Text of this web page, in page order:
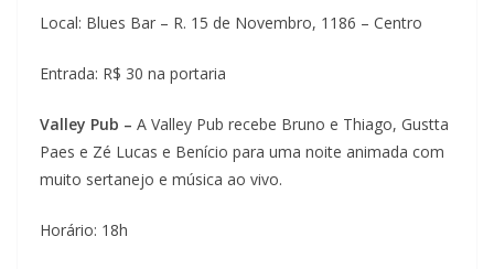
Local: Blues Bar – R. 15 de Novembro, 1186 – Centro
Entrada: R$ 30 na portaria
Valley Pub – A Valley Pub recebe Bruno e Thiago, Gustta
Paes e Zé Lucas e Benício para uma noite animada com
muito sertanejo e música ao vivo.
Horário: 18h